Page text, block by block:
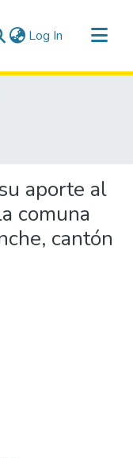
Log In (current)
aporte al
comuna
cantón